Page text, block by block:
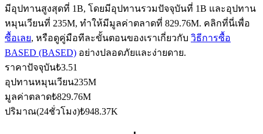
คัดลอกการซื้อขาย
เข้าร่วมกับเทรดเดอร์ชั้นนำ
มีอุปทานสูงสุดที่ 1B, โดยมีอุปทานรวมปัจจุบันที่ 1B และอุปทาน
หมุนเวียนที่ 235M, ทำให้มีมูลค่าตลาดที่ 829.76M. คลิกที่นี่เพื่อ
ซื้อเลย, หรือดูคู่มือทีละขั้นตอนของเราเกี่ยวกับ วิธีการซื้อ
BASED (BASED) อย่างปลอดภัยและง่ายดาย.
ราคาปัจจุบัน₺3.51
อุปทานหมุนเวียน235M
มูลค่าตลาด₺829.76M
ปริมาณ(24ชั่วโมง)₺948.37K